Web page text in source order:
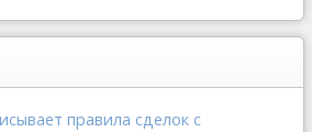
правила сделок с